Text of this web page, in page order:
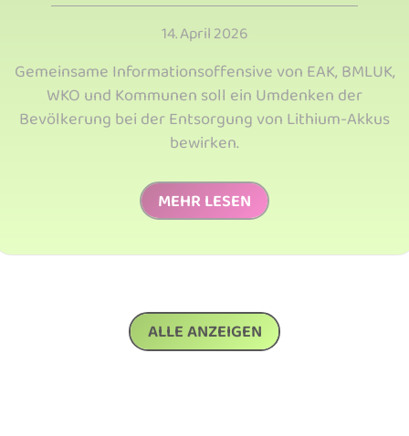
14. April 2026
Gemeinsame Informationsoffensive von EAK, BMLUK,
WKO und Kommunen soll ein Umdenken der
Bevölkerung bei der Entsorgung von Lithium-Akkus
bewirken.
MEHR LESEN
ALLE ANZEIGEN